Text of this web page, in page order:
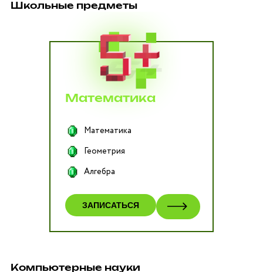
Школьные предметы
Математика
Математика
Геометрия
Алгебра
ЗАПИСАТЬСЯ
Компьютерные науки